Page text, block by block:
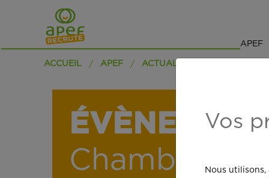
APEF
ACCUEIL APEF ACTUALITÉS
Chambly !
Vos
Nous